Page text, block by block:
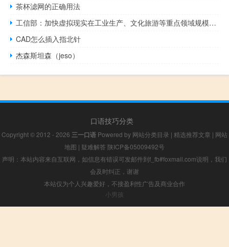
茶杯滤网的正确用法
工信部：加快虚拟现实在工业生产、文化旅游等重点领域规模化应用
CAD怎么插入指北针
杰森斯坦森（jeso）
口语技巧分类
Copyright © 2012 - 2026 三一口语 Powered by 网站分类目录 | 精选推荐文章 | 网站
地图 | 疑难解答 陕ICP备05009492号
声明：本站内容来自互联网，如信息有错误可发邮件到f_fb#foxmail.com说明，我们
会及时纠正，谢谢
本站仅为个人兴趣爱好，不接盈利性广告及商业合作
小男孩